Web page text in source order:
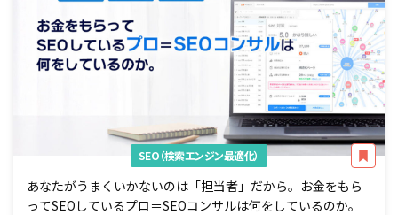
SEO（検索エンジン最適化）
あなたがうまくいかないのは「担当者」だから。お金をもら
ってSEOしているプロ＝SEOコンサルは何をしているのか。